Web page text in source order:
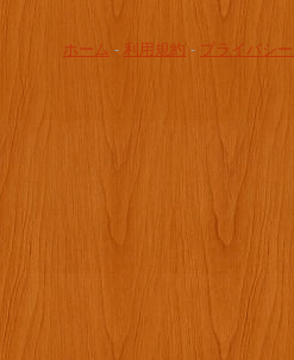
ホーム - 利用規約 - プライバシ